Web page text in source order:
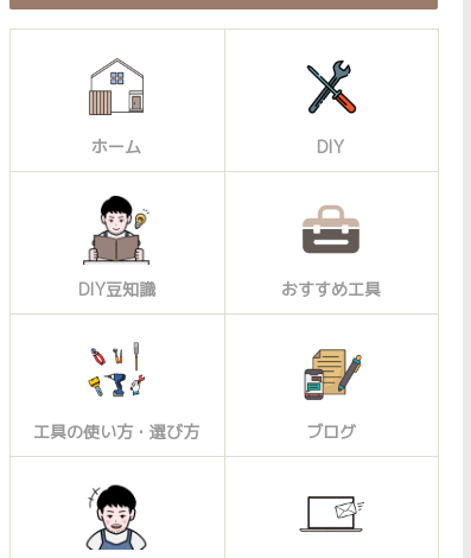
ホーム DIY
DIY豆知識 おすすめ工具
工具の使い方・選び方 ブログ